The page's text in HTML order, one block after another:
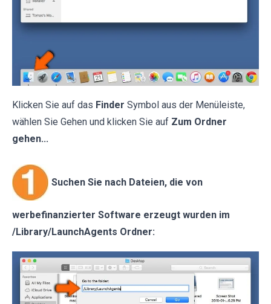
Klicken Sie auf das Finder Symbol aus der Menüleiste,
wählen Sie Gehen und klicken Sie auf Zum Ordner
gehen...
Suchen Sie nach Dateien, die von
werbefinanzierter Software erzeugt wurden im
/Library/LaunchAgents Ordner: